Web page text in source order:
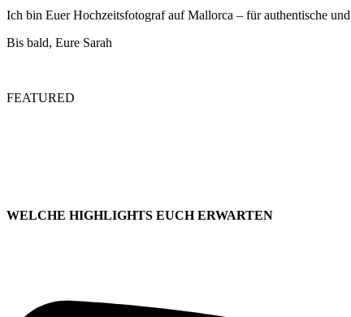
Ich bin Euer Hochzeitsfotograf auf Mallorca – für authentische
Bis bald, Eure Sarah
FEATURED
WELCHE HIGHLIGHTS EUCH ERWARTEN